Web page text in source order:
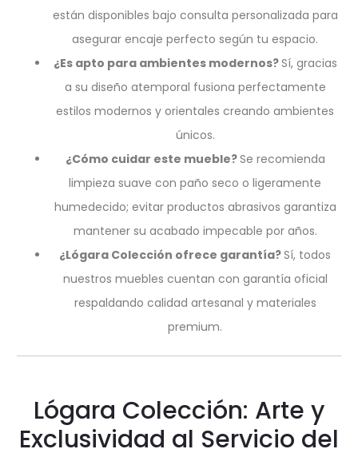
están disponibles bajo consulta personalizada para
asegurar encaje perfecto según tu espacio.
¿Es apto para ambientes modernos?Sí, gracias
a su diseño atemporal fusiona perfectamente
estilos modernos y orientales creando ambientes
únicos.
¿Cómo cuidar este mueble?Se recomienda
limpieza suave con paño seco o ligeramente
humedecido; evitar productos abrasivos garantiza
mantener su acabado impecable por años.
¿Lógara Colección ofrece garantía?Sí, todos
nuestros muebles cuentan con garantía oficial
respaldando calidad artesanal y materiales
premium.
Lógara Colección: Arte y
Exclusividad al Servicio del